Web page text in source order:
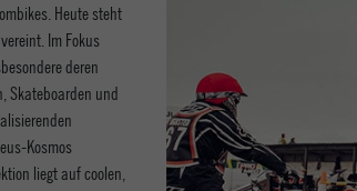
Heute steht
Im Fokus
deren
Skateboarden und
Kosmos
liegt auf coolen,